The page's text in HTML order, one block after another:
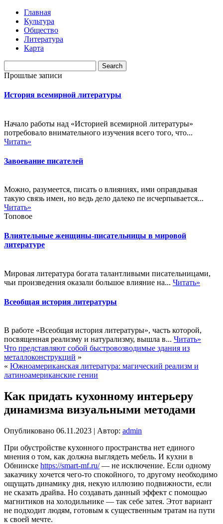
Главная
Культура
Общество
Литература
Карта
Прошлые записи
История всемирной литературы
Начало работы над «Историей всемирной литературы»
потребовало внимательного изучения всего того, что...
Читать»
Завоевание писателей
Можно, разумеется, писать о влияниях, ими оправдывая
такую связь имен, но ведь дело далеко пе исчерпывается...
Читать»
Топовое
Влиятельные женщины-писательницы в мировой
литературе
Мировая литература богата талантливыми писательницами,
чьи произведения оказали большое влияние на... Читать»
Всеобщая история литературы
В работе «Всеобщая история литературы», часть которой,
посвященная реализму и натурализму, вышла в... Читать»
Что представляют собой быстровозводимые здания из
металлоконструкций »
« Южноамериканская литература: магический реализм и
латиноамериканские гении
Как придать кухонному интерьеру
динамизма визуальными методами
Опубликовано 06.11.2023 | Автор: admin
При обустройстве кухонного пространства нет единого
мнения о том, как должна выглядеть мебель. И кухни в
Обнинске https://smart-mf.ru/— не исключение. Если одному
заказчику хочется чего-то спокойного, то другому необходимо
ощущать динамику дня, некую иллюзию подвижности, если
не сказать драйва. Но создавать данный эффект с помощью
магнитиков на холодильнике — так себе затея. Этот вариант
не подходит людям, готовым к существенным тратам на пути
к своей мечте.